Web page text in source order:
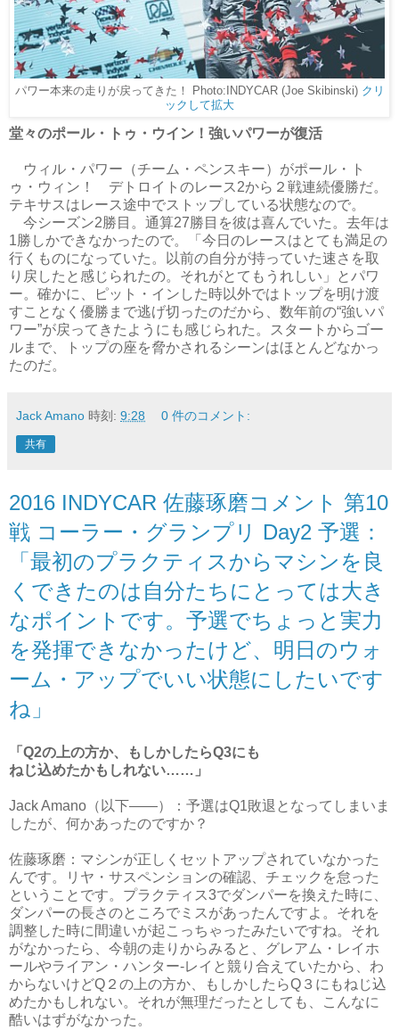
パワー本来の走りが戻ってきた！ Photo:INDYCAR (Joe Skibinski) クリ
ックして拡大
堂々のポール・トゥ・ウイン！強いパワーが復活
ウィル・パワー（チーム・ペンスキー）がポール・ト
ゥ・ウィン！ デトロイトのレース2から２戦連続優勝だ。
テキサスはレース途中でストップしている状態なので。
今シーズン2勝目。通算27勝目を彼は喜んでいた。去年は
1勝しかできなかったので。「今日のレースはとても満足の
行くものになっていた。以前の自分が持っていた速さを取
り戻したと感じられたの。それがとてもうれしい」とパワ
ー。確かに、ピット・インした時以外ではトップを明け渡
すことなく優勝まで逃げ切ったのだから、数年前の“強いパ
ワー”が戻ってきたようにも感じられた。スタートからゴー
ルまで、トップの座を脅かされるシーンはほとんどなかっ
たのだ。
Jack Amano 時刻: 9:28 0 件のコメント:
共有
2016 INDYCAR 佐藤琢磨コメント 第10
戦 コーラー・グランプリ Day2 予選：
「最初のプラクティスからマシンを良
くできたのは自分たちにとっては大き
なポイントです。予選でちょっと実力
を発揮できなかったけど、明日のウォ
ーム・アップでいい状態にしたいです
ね」
「Q2の上の方か、もしかしたらQ3にも
ねじ込めたかもしれない……」
Jack Amano（以下――）：予選はQ1敗退となってしまいま
したが、何かあったのですか？
佐藤琢磨：マシンが正しくセットアップされていなかった
んです。リヤ・サスペンションの確認、チェックを怠った
ということです。プラクティス3でダンパーを換えた時に、
ダンパーの長さのところでミスがあったんですよ。それを
調整した時に間違いが起こっちゃったみたいですね。それ
がなかったら、今朝の走りからみると、グレアム・レイホ
ールやライアン・ハンター-レイと競り合えていたから、わ
からないけどQ２の上の方か、もしかしたらQ３にもねじ込
めたかもしれない。それが無理だったとしても、こんなに
酷いはずがなかった。